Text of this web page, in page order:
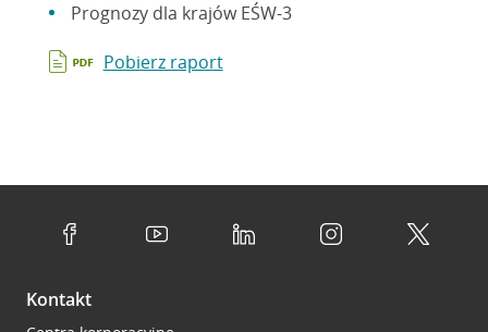
Prognozy dla krajów EŚW-3
Pobierz raport
Kontakt